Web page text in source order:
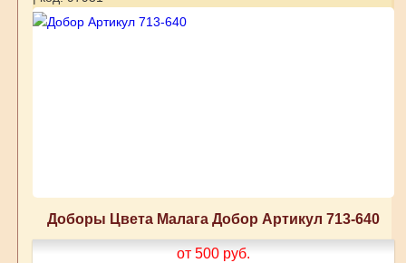
Доборы Цвета Малага Добор Артикул 713-640
от 500 руб.